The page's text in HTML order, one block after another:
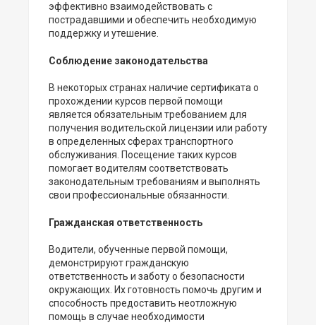
эффективно взаимодействовать с
пострадавшими и обеспечить необходимую
поддержку и утешение.
Соблюдение законодательства
В некоторых странах наличие сертификата о
прохождении курсов первой помощи
является обязательным требованием для
получения водительской лицензии или работу
в определенных сферах транспортного
обслуживания. Посещение таких курсов
помогает водителям соответствовать
законодательным требованиям и выполнять
свои профессиональные обязанности.
Гражданская ответственность
Водители, обученные первой помощи,
демонстрируют гражданскую
ответственность и заботу о безопасности
окружающих. Их готовность помочь другим и
способность предоставить неотложную
помощь в случае необходимости